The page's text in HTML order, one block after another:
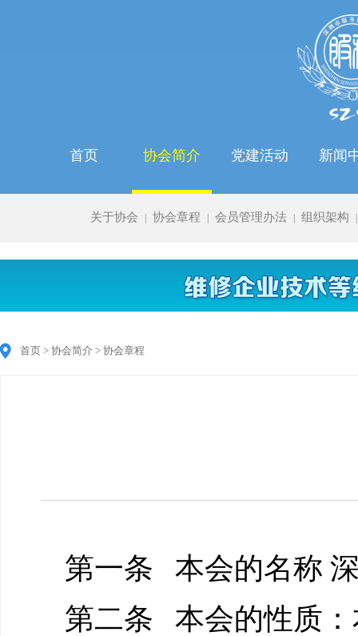
首页 协会简介
关于协会 协会章程 会员管理办法 组织架构
党建活动 新闻
首页 > 协会简介 > 协会章程
第一条 本会的名称
第二条 本会的性质：